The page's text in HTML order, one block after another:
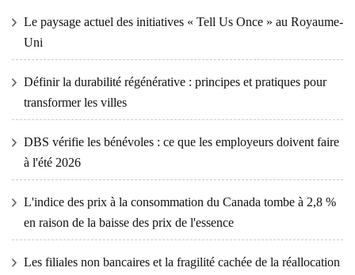
Le paysage actuel des initiatives « Tell Us Once » au Royaume-
Uni
Définir la durabilité régénérative : principes et pratiques pour
transformer les villes
DBS vérifie les bénévoles : ce que les employeurs doivent faire
à l'été 2026
L'indice des prix à la consommation du Canada tombe à 2,8 %
en raison de la baisse des prix de l'essence
Les filiales non bancaires et la fragilité cachée de la réallocation